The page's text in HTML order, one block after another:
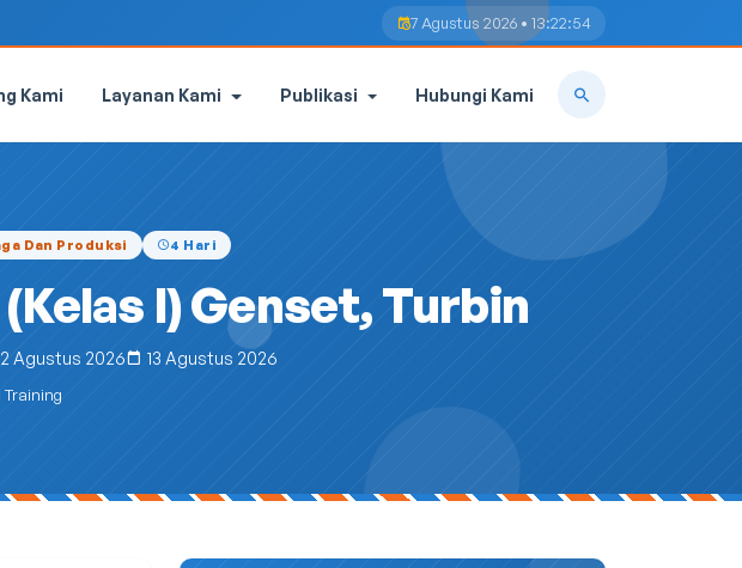
7 Agustus 2026 • 13:22:55
Kami Layanan Kami Publikasi Hubungi Kami
Dan Produksi 4 Hari
I) Genset, Turbin
Agustus 2026 13 Agustus 2026
Training